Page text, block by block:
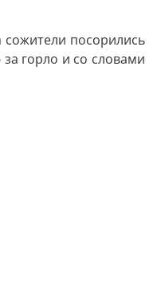
посорились
горло и со словами